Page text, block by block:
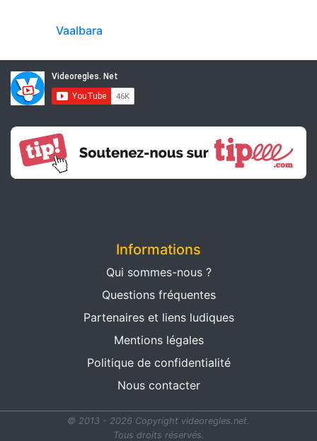
Vaalbara
Informations
Qui sommes-nous ?
Questions fréquentes
Partenaires et liens ludiques
Mentions légales
Politique de confidentialité
Nous contacter
© 2013 - 2026 Copyright videoregles.net.
Tous droits réservés.